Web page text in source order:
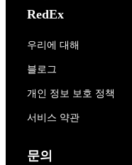
RedEx
우리에 대해
블로그
개인 정보 보호 정책
서비스 약관
문의